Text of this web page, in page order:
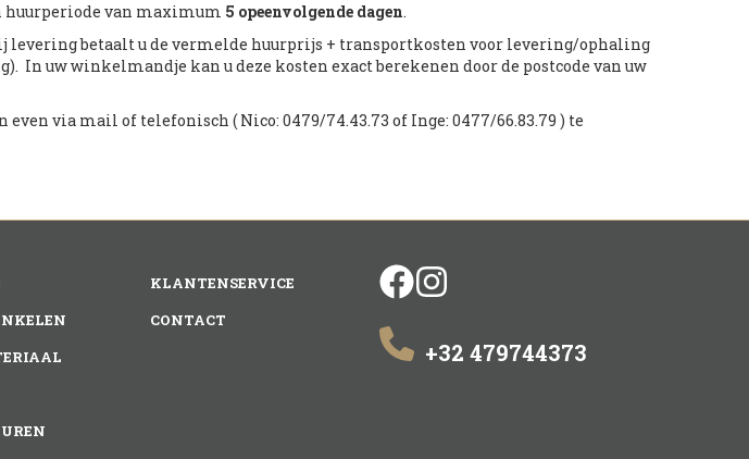
huurperiode van maximum 5 opeenvolgende dagen.
levering betaalt u de vermelde huurprijs + transportkosten voor levering/ophaling
In uw winkelmandje kan u deze kosten exact berekenen door de postcode van uw
even via mail of telefonisch ( Nico: 0479/74.43.73 of Inge: 0477/66.83.79 ) te
KLANTENSERVICE
CONTACT
facebook
+32 479744373